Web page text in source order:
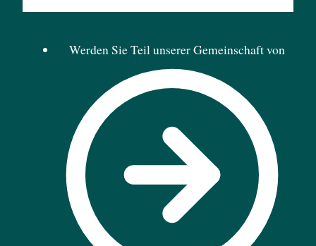
Werden Sie Teil unserer Gemeinschaft von